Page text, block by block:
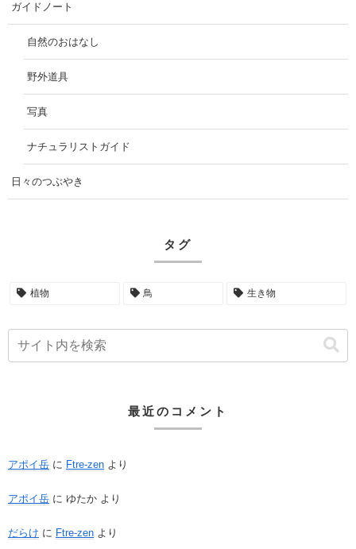
ガイドノート
自然のおはなし
野外道具
写真
ナチュラリストガイド
日々のつぶやき
タグ
植物 鳥 生き物
最近のコメント
アポイ岳 に Ftre-zen より
アポイ岳 に ゆたか より
だらけ に Ftre-zen より